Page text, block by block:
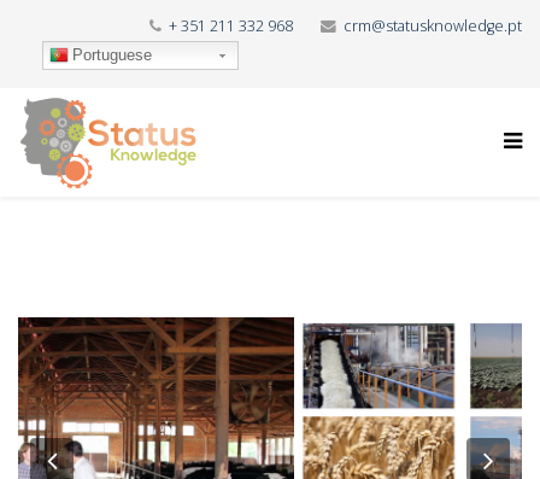
+ 351 211 332 968 crm@statusknowledge.pt
Portuguese
Previous